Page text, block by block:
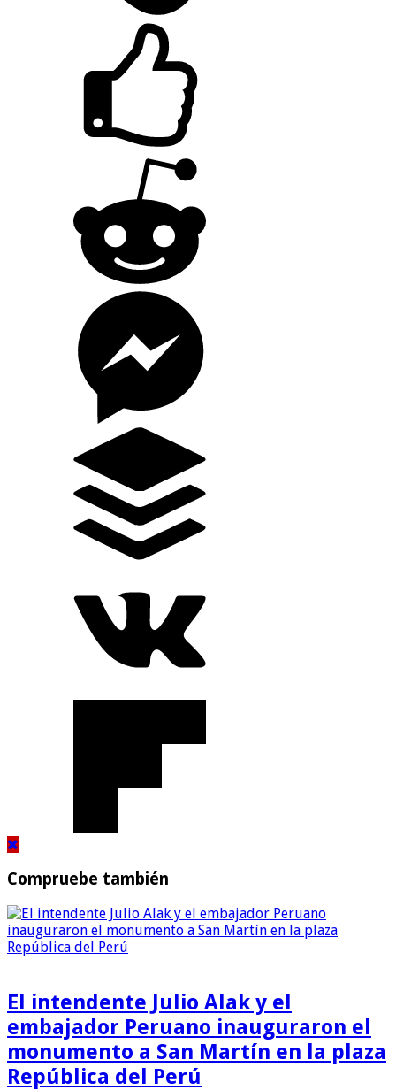
Compruebe también
El intendente Julio Alak y el
embajador Peruano inauguraron el
monumento a San Martín en la plaza
República del Perú